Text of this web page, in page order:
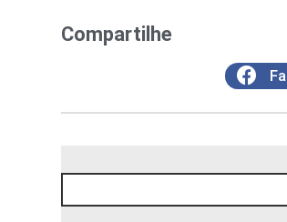
Compartilhe